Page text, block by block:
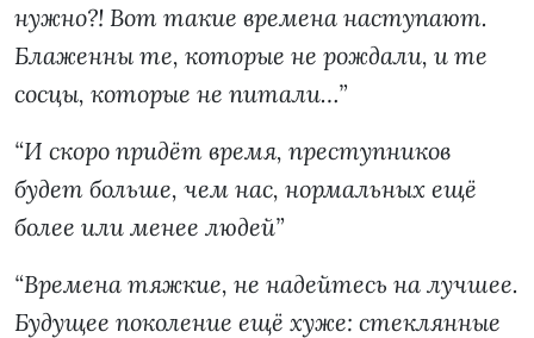
нужно?! Вот такие времена наступают.
Блаженны те, которые не рождали, и те
сосцы, которые не питали…”
“И скоро придёт время, преступников
будет больше, чем нас, нормальных ещё
более или менее людей”
“Времена тяжкие, не надейтесь на лучшее.
Будущее поколение ещё хуже: стеклянные